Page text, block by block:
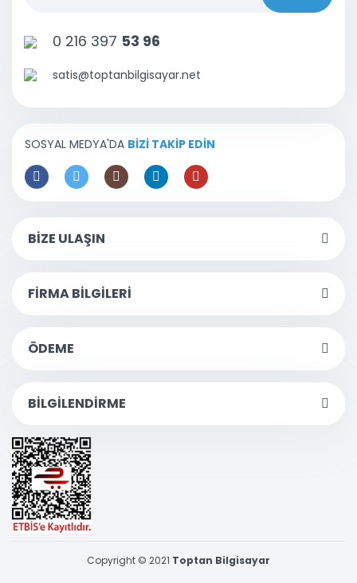
0 216 397 53 96
satis@toptanbilgisayar.net
SOSYAL MEDYA'DA BİZİ TAKİP EDİN
BİZE ULAŞIN
FİRMA BİLGİLERİ
ÖDEME
BİLGİLENDİRME
Copyright © 2021 Toptan Bilgisayar